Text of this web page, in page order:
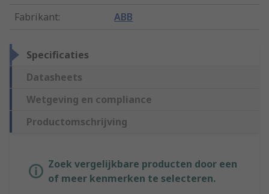
Fabrikant: ABB
Specificaties
Datasheets
Wetgeving en compliance
Productomschrijving
Zoek vergelijkbare producten door een
of meer kenmerken te selecteren.